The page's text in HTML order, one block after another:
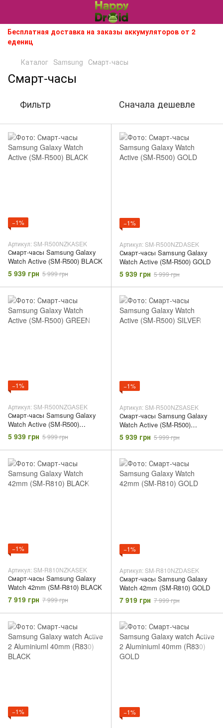
Бесплатная доставка на заказы аккумуляторов от 2
едениц
Каталог Samsung Смарт-часы
Смарт-часы
Фильтр Сначала дешевле
−1%
Артикул: SM-R500NZKASEK
Смарт-часы Samsung Galaxy
Watch Active (SM-R500) BLACK
5 939 грн 5 999 грн
−1%
Артикул: SM-R500NZDASEK
Смарт-часы Samsung Galaxy
Watch Active (SM-R500) GOLD
5 939 грн 5 999 грн
−1%
Артикул: SM-R500NZGASEK
Смарт-часы Samsung Galaxy
Watch Active (SM-R500)
GREEN
5 939 грн 5 999 грн
−1%
Артикул: SM-R500NZSASEK
Смарт-часы Samsung Galaxy
Watch Active (SM-R500)
SILVER
5 939 грн 5 999 грн
−1%
Артикул: SM-R810NZKASEK
Смарт-часы Samsung Galaxy
Watch 42mm (SM-R810) BLACK
7 919 грн 7 999 грн
−1%
Артикул: SM-R810NZDASEK
Смарт-часы Samsung Galaxy
Watch 42mm (SM-R810) GOLD
7 919 грн 7 999 грн
−1% −1%